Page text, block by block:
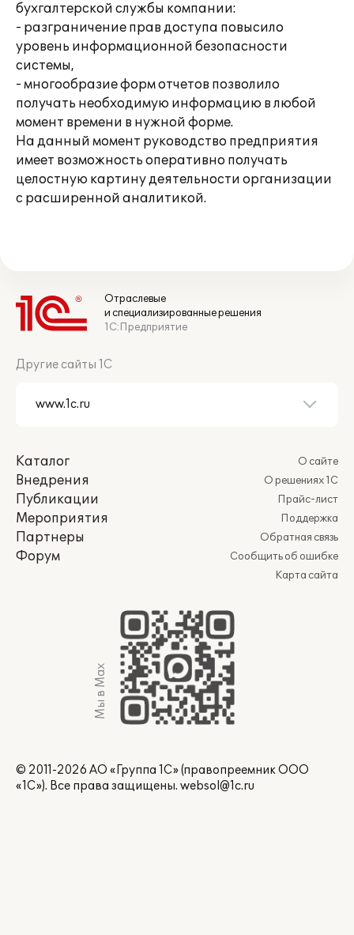
бухгалтерской службы компании:
- разграничение прав доступа повысило
уровень информационной безопасности
системы,
- многообразие форм отчетов позволило
получать необходимую информацию в любой
момент времени в нужной форме.
На данный момент руководство предприятия
имеет возможность оперативно получать
целостную картину деятельности организации
с расширенной аналитикой.
Отраслевые
и специализированные решения
1С:Предприятие
Другие сайты 1С
Каталог
Внедрения
Публикации
Мероприятия
Партнеры
Форум
О сайте
О решениях 1С
Прайс-лист
Поддержка
Обратная связь
Сообщить об ошибке
Карта сайта
Мы в Max
© 2011-2026 АО «Группа 1С» (правопреемник ООО
«1С»). Все права защищены. websol@1c.ru